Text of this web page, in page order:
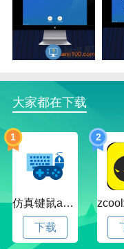
-支持p2p技术，可用
程访问主机。
-支持几乎任何配置
-支持权限控制系统
大家都在下载
1
仿真键鼠app官方版下载v1.4.3.58 安卓最新版
下载
2